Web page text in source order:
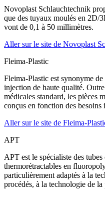
Novoplast Schlauchtechnik
que des tuyaux moulés en 2D/
vont de 0,1 à 50 millimètres.
Aller sur le site de Novoplast
Fleima-Plastic
Fleima-Plastic est synonyme
injection de haute qualité.
médicales standard, les pièces
conçus en fonction des
Aller sur le site de Fleima-
APT
APT est le spécialiste des
thermorétractables en
particulièrement adaptés à la
procédés, à la technologie de